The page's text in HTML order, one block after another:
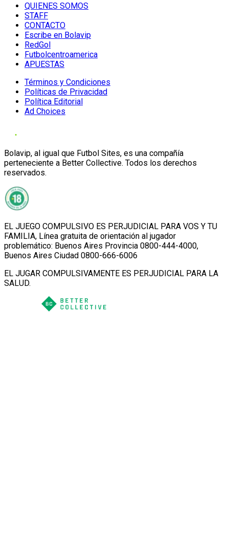
QUIENES SOMOS
STAFF
CONTACTO
Escribe en Bolavip
RedGol
Futbolcentroamerica
APUESTAS
Términos y Condiciones
Políticas de Privacidad
Política Editorial
Ad Choices
Bolavip, al igual que Futbol Sites, es una compañía
perteneciente a Better Collective. Todos los derechos
reservados.
EL JUEGO COMPULSIVO ES PERJUDICIAL PARA VOS Y TU
FAMILIA, Línea gratuita de orientación al jugador
problemático: Buenos Aires Provincia 0800-444-4000,
Buenos Aires Ciudad 0800-666-6006
EL JUGAR COMPULSIVAMENTE ES PERJUDICIAL PARA LA
SALUD.